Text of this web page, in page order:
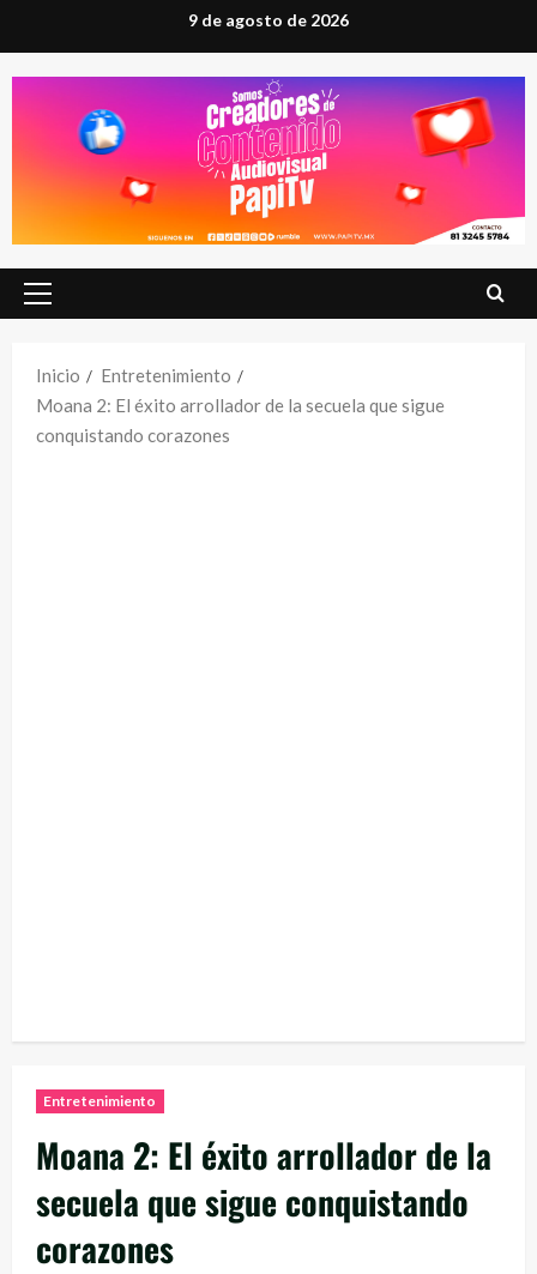
al
contenido
9 de agosto de 2026
Menú
Inicio
Entretenimiento
Moana 2: El éxito arrollador de la secuela que sigue
conquistando corazones
Entretenimiento
Moana 2: El éxito arrollador de la
secuela que sigue conquistando
corazones